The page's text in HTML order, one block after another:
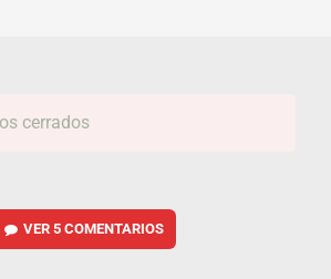
cerrados
VER5 COMENTARIOS